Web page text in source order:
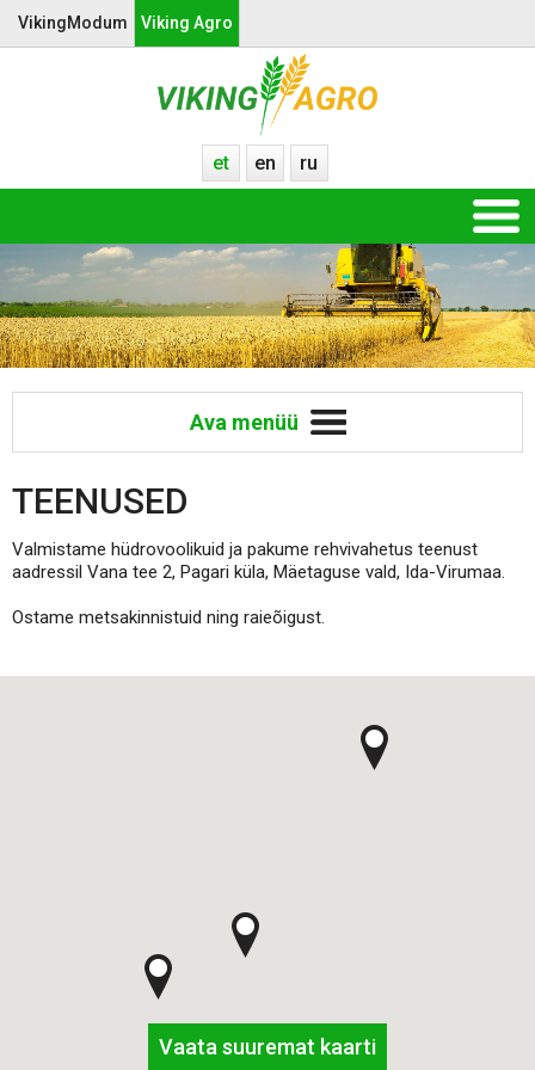
VikingModum Viking Agro
et en ru
Ava menüü
TEENUSED
Valmistame hüdrovoolikuid ja pakume rehvivahetus teenust
aadressil Vana tee 2, Pagari küla, Mäetaguse vald, Ida-Virumaa.
Ostame metsakinnistuid ning raieõigust.
Vaata suuremat kaarti